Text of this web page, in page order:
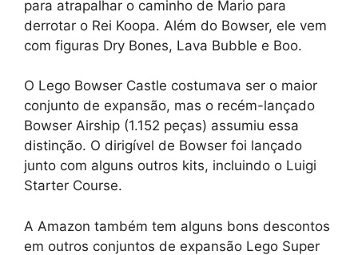
para atrapalhar o caminho de Mario para
derrotar o Rei Koopa. Além do Bowser, ele vem
com figuras Dry Bones, Lava Bubble e Boo.
O Lego Bowser Castle costumava ser o maior
conjunto de expansão, mas o recém-lançado
Bowser Airship (1.152 peças) assumiu essa
distinção. O dirigível de Bowser foi lançado
junto com alguns outros kits, incluindo o Luigi
Starter Course.
A Amazon também tem alguns bons descontos
em outros conjuntos de expansão Lego Super